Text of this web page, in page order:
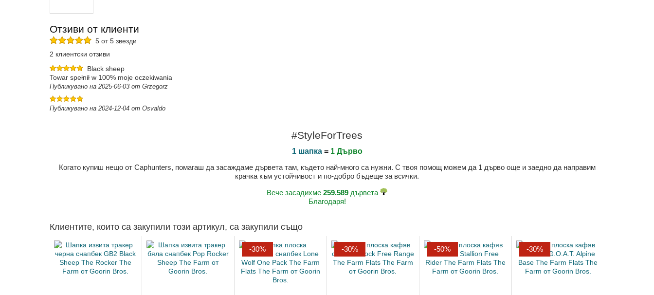
Отзиви от клиенти
5 от 5 звезди
2 клиентски отзиви
Black sheep
Towar spełnił w 100% moje oczekiwania
Публикувано на 2025-06-03 от Grzegorz
Публикувано на 2024-12-04 от Osvaldo
#StyleForTrees
1 шапка= 1 Дърво
Когато купиш нещо от Caphunters, помагаш да засаждаме дървета там, където най-много са нужни. С твоя помощ можем да 1 дърво още и заедно да направим
крачка към устойчивост и по-добро бъдеще за всички.
Вече засадихме 259.589 дървета
Благодаря!
Клиентите, които са закупили този артикул, са закупили също
-30% -30% -50% -30%